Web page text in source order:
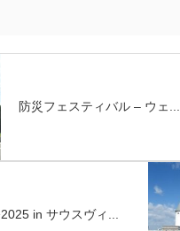
防災フェスティバル – ウェ...
in サウスヴィ...